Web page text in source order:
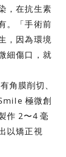
，在抗生素
。「手術前
，因為環境
細傷口，就
角膜削切、
極微創
作 2〜4 毫
以矯正視